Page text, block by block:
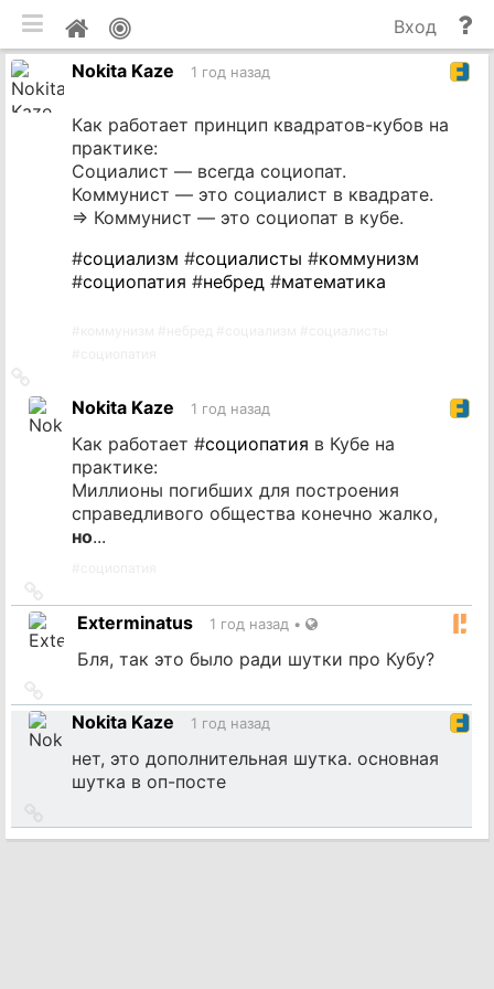
Мой
профиль
и
Вход
Nokita Kaze
1 год назад
Как работает принцип квадратов-кубов на
практике:
Социалист — всегда социопат.
Коммунист — это социалист в квадрате.
⇒ Коммунист — это социопат в кубе.
#социализм #социалисты #коммунизм
#социопатия #небред #математика
на
источникNokita Kaze 1 год назад
Как работает #социопатия в Кубе на
практике:
Миллионы погибших для построения
справедливого общества конечно жалко,
но...
на
источникExterminatus 1 год назад •
Бля, так это было ради шутки про Кубу?
на
источник
Nokita Kaze 1 год назад
нет, это дополнительная шутка. основная
шутка в оп-посте
на
мобильная версия